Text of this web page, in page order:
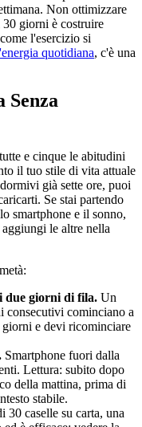
Non ottimizzare
giorni è costruire
l'esercizio si
quotidiana, c'è una
Senza
e cinque le abitudini
il tuo stile di vita attuale
già sette ore, puoi
Se stai partendo
smartphone e il sonno,
le altre nella
due giorni di fila. Un
consecutivi cominciano a
e devi ricominciare
Smartphone fuori dalla
Lettura: subito dopo
della mattina, prima di
stabile.
30 caselle su carta, una